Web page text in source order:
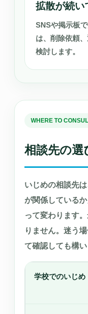
拡散が続い
SNSや掲示板
は、削除依頼
検討します。
WHERE TO
相談先の選
いじめの相談先
が関係している
って変わります
りません。迷う
て確認しても構い
学校でのいじめ